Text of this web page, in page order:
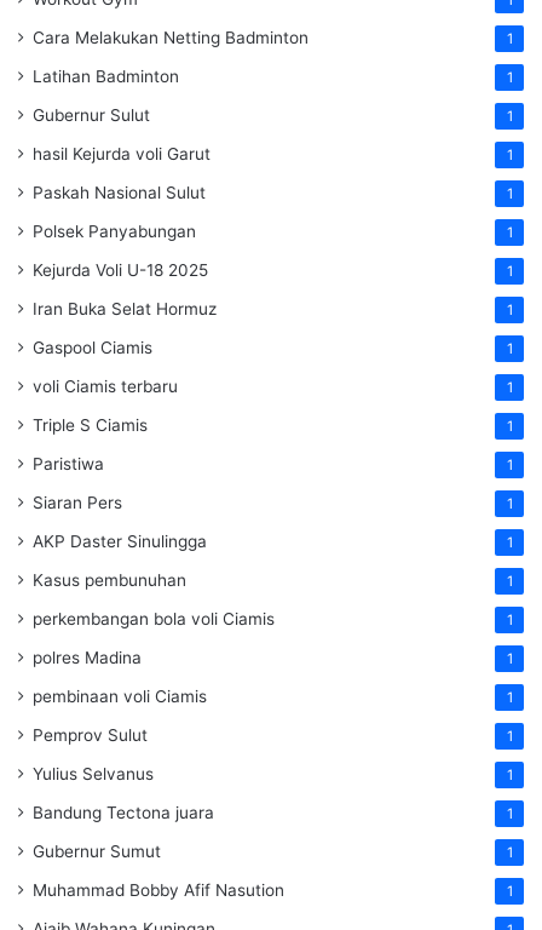
Cara Melakukan Netting Badminton 1
Latihan Badminton 1
Gubernur Sulut 1
hasil Kejurda voli Garut 1
Paskah Nasional Sulut 1
Polsek Panyabungan 1
Kejurda Voli U-18 2025 1
Iran Buka Selat Hormuz 1
Gaspool Ciamis 1
voli Ciamis terbaru 1
Triple S Ciamis 1
Paristiwa 1
Siaran Pers 1
AKP Daster Sinulingga 1
Kasus pembunuhan 1
perkembangan bola voli Ciamis 1
polres Madina 1
pembinaan voli Ciamis 1
Pemprov Sulut 1
Yulius Selvanus 1
Bandung Tectona juara 1
Gubernur Sumut 1
Muhammad Bobby Afif Nasution 1